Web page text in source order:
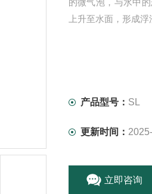
的微气泡，与水中
上升至水面，形成
产品型号： SL
更新时间：
立即咨询